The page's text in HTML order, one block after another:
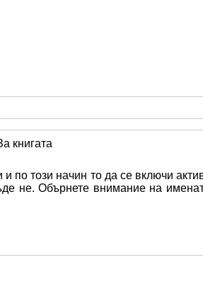
книгата
по този начин то да се включи
не. Обърнете внимание на